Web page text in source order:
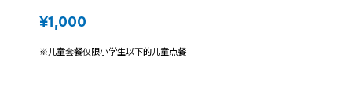
¥1,000
※儿童套餐仅限小学生以下的儿童点餐